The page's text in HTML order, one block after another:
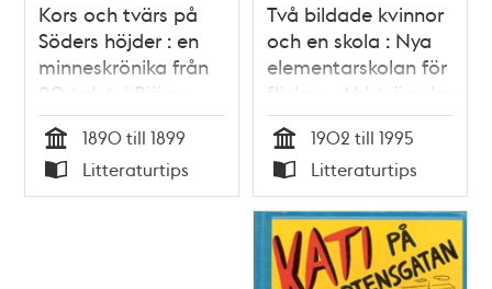
Kors och tvärs på
Söders höjder : en
minneskrönika från
90-talet / Björn
Hodell
Tid
1890 till 1899
Typ
Litteraturtips
Två bildade kvinnor
och en skola : Nya
elementarskolan för
flickor - Ahlströmska
skolan
Tid
1902 till 1995
Typ
Litteraturtips